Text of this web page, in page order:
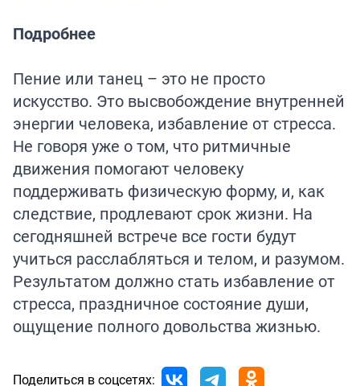
Подробнее
Пение или танец – это не просто
искусство. Это высвобождение внутренней
энергии человека, избавление от стресса.
Не говоря уже о том, что ритмичные
движения помогают человеку
поддерживать физическую форму, и, как
следствие, продлевают срок жизни. На
сегодняшней встрече все гости будут
учиться расслабляться и телом, и разумом.
Результатом должно стать избавление от
стресса, праздничное состояние души,
ощущение полного довольства жизнью.
Поделиться в соцсетях: